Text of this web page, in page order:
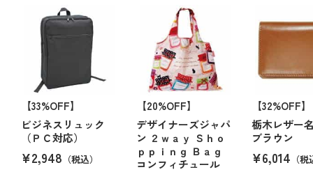
【33%OFF】
ビジネスリュック
（ＰＣ対応）
¥2,948 （税込）
【20%OFF】
デザイナーズジャパ
ン ２ｗａｙ Ｓｈｏ
ｐｐｉｎｇ Ｂａｇ
コンフィチュール
【32%OFF】
栃木レザ
ブラウン
¥6,014 （